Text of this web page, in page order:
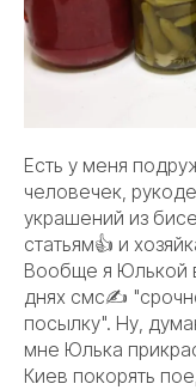
Есть у меня
человечек,
украшений из
статьям👍 и
Вообще я Юлькой
днях смс✍️
посылку". Ну,
мне Юлька
Киев покорять